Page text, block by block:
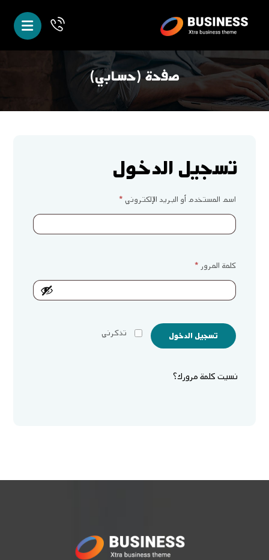
صفحة (حسابي)
تسجيل الدخول
اسم المستخدم أو البريد الإلكتروني *
كلمة المرور *
تذكرني تسجيل الدخول
نسيت كلمة مرورك؟